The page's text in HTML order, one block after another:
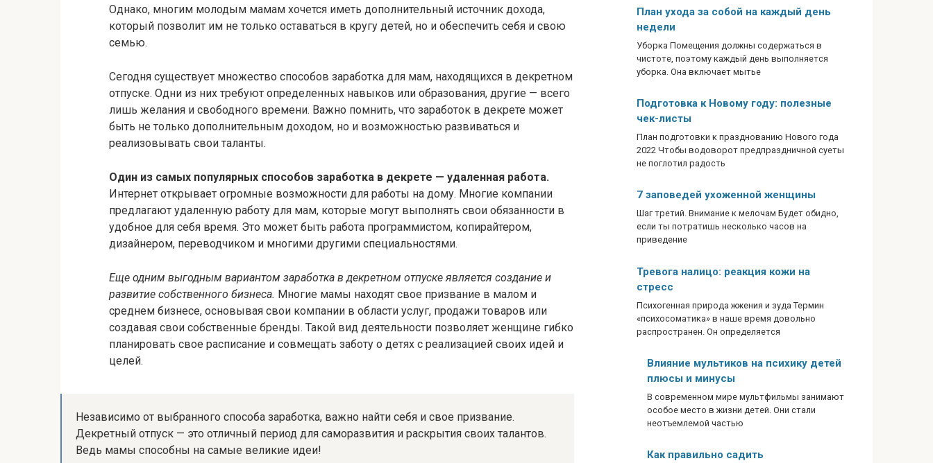
Однако, многим молодым мамам хочется иметь дополнительный источник дохода,
который позволит им не только оставаться в кругу детей, но и обеспечить себя и свою
семью.
Сегодня существует множество способов заработка для мам, находящихся в декретном
отпуске. Одни из них требуют определенных навыков или образования, другие — всего
лишь желания и свободного времени. Важно помнить, что заработок в декрете может
быть не только дополнительным доходом, но и возможностью развиваться и
реализовывать свои таланты.
Один из самых популярных способов заработка в декрете — удаленная работа.
Интернет открывает огромные возможности для работы на дому. Многие компании
предлагают удаленную работу для мам, которые могут выполнять свои обязанности в
удобное для себя время. Это может быть работа программистом, копирайтером,
дизайнером, переводчиком и многими другими специальностями.
Еще одним выгодным вариантом заработка в декретном отпуске является создание и
развитие собственного бизнеса. Многие мамы находят свое призвание в малом и
среднем бизнесе, основывая свои компании в области услуг, продажи товаров или
создавая свои собственные бренды. Такой вид деятельности позволяет женщине гибко
планировать свое расписание и совмещать заботу о детях с реализацией своих идей и
целей.
Независимо от выбранного способа заработка, важно найти себя и свое призвание.
Декретный отпуск — это отличный период для саморазвития и раскрытия своих талантов.
Ведь мамы способны на самые великие идеи!
План ухода за собой на каждый день
недели
Уборка Помещения должны содержаться в
чистоте, поэтому каждый день выполняется
уборка. Она включает мытье
Подготовка к Новому году: полезные
чек-листы
План подготовки к празднованию Нового года
2022 Чтобы водоворот предпраздничной суеты
не поглотил радость
7 заповедей ухоженной женщины
Шаг третий. Внимание к мелочам Будет обидно,
если ты потратишь несколько часов на
приведение
Тревога налицо: реакция кожи на
стресс
Психогенная природа жжения и зуда Термин
«психосоматика» в наше время довольно
распространен. Он определяется
Влияние мультиков на психику детей
плюсы и минусы
В современном мире мультфильмы занимают
особое место в жизни детей. Они стали
неотъемлемой частью
Как правильно садить